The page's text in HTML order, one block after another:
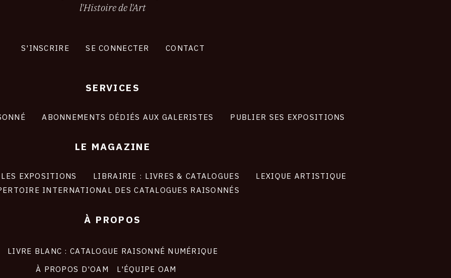
l'Histoire de l'Art
S'INSCRIRE SE CONNECTER CONTACT
SERVICES
ABONNEMENTS DÉDIÉS AUX GALERISTES PUBLIER SES EXPOSITIONS
LE MAGAZINE
LES EXPOSITIONS LIBRAIRIE : LIVRES & CATALOGUES
LEXIQUE ARTISTIQUE
INTERNATIONAL DES CATALOGUES RAISONNÉS
À PROPOS
LIVRE BLANC : CATALOGUE RAISONNÉ NUMÉRIQUE
À PROPOS D'OAM
L'ÉQUIPE OAM